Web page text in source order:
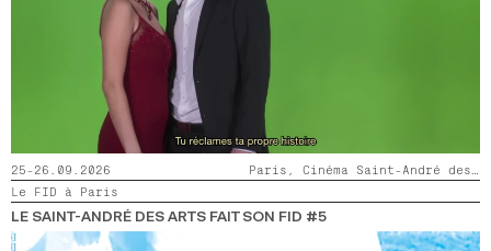
25-26.09.2026
Paris, Cinéma Saint-André des Arts
Le FID à Paris
LE SAINT-ANDRÉ DES ARTS FAIT SON FID #5